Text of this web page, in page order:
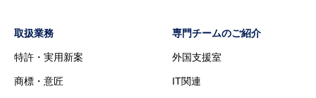
取扱業務
特許・実用新案
商標・意匠
専門チームのご紹介
外国支援室
IT関連